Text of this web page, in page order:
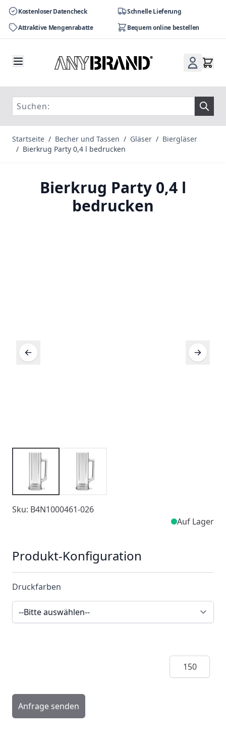
Kostenloser Datencheck
Schnelle Lieferung
Attraktive Mengenrabatte
Bequem online bestellen
Startseite / Becher und Tassen / Gläser / Biergläser
/ Bierkrug Party 0,4 l bedrucken
Bierkrug Party 0,4 l
bedrucken
Sku: B4N1000461-026
Auf Lager
Produkt-Konfiguration
Druckfarben
Menge
Anfrage senden